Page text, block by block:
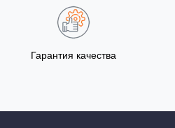
Гарантия качества